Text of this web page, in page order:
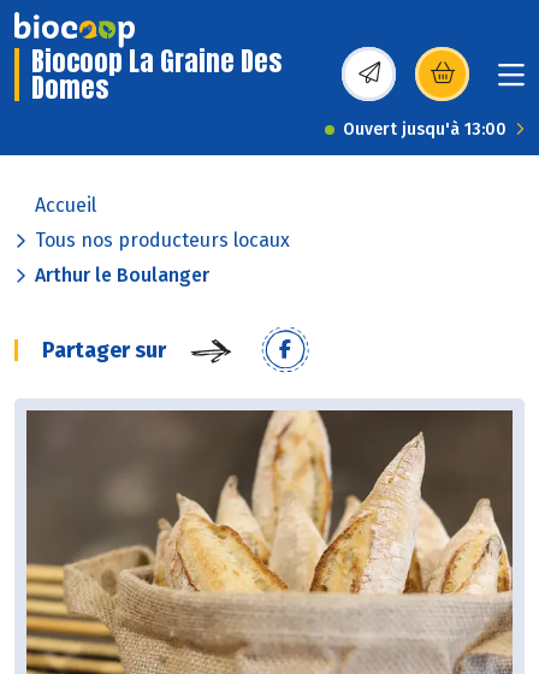
Biocoop La Graine Des
Domes (s’ouvre dans une
Ouvert jusqu'à 13:00
Accueil
Tous nos producteurs locaux
Arthur le Boulanger
Partager sur